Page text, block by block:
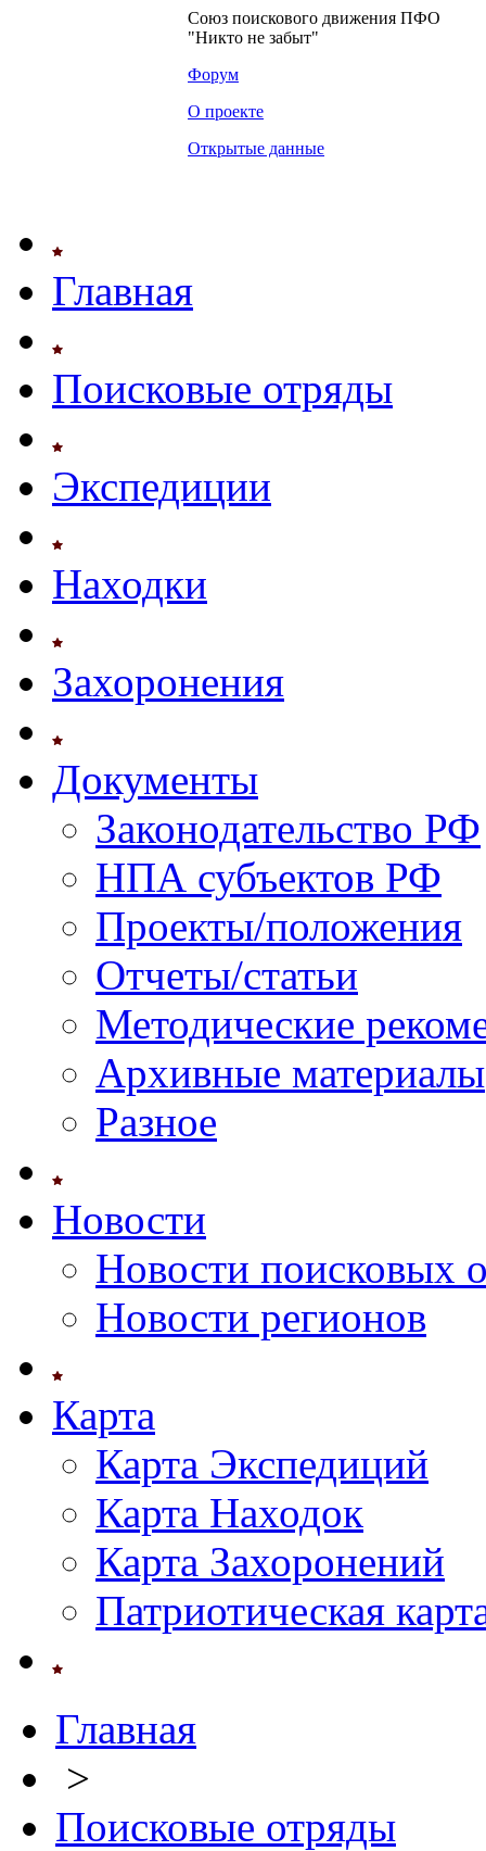
Союз поискового движения ПФО
"Никто не забыт"
Форум
О проекте
Открытые данные
Главная
Поисковые отряды
Экспедиции
Находки
Захоронения
Документы
Законодательство РФ
НПА субъектов РФ
Проекты/положения
Отчеты/статьи
Методические
Архивные материалы
Разное
Новости
Новости поисковых
Новости регионов
Карта
Карта Экспедиций
Карта Находок
Карта Захоронений
Патриотическая
Главная
>
Поисковые отряды